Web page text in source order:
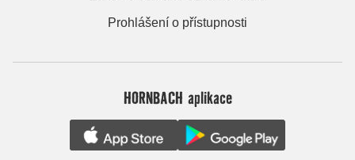
Prohlášení o přístupnosti
HORNBACH aplikace